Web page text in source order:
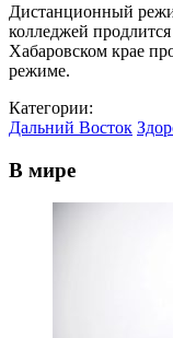
Дистанционный
колледжей
Хабаровском крае
режиме.
Категории:
Дальний Восток
В мире